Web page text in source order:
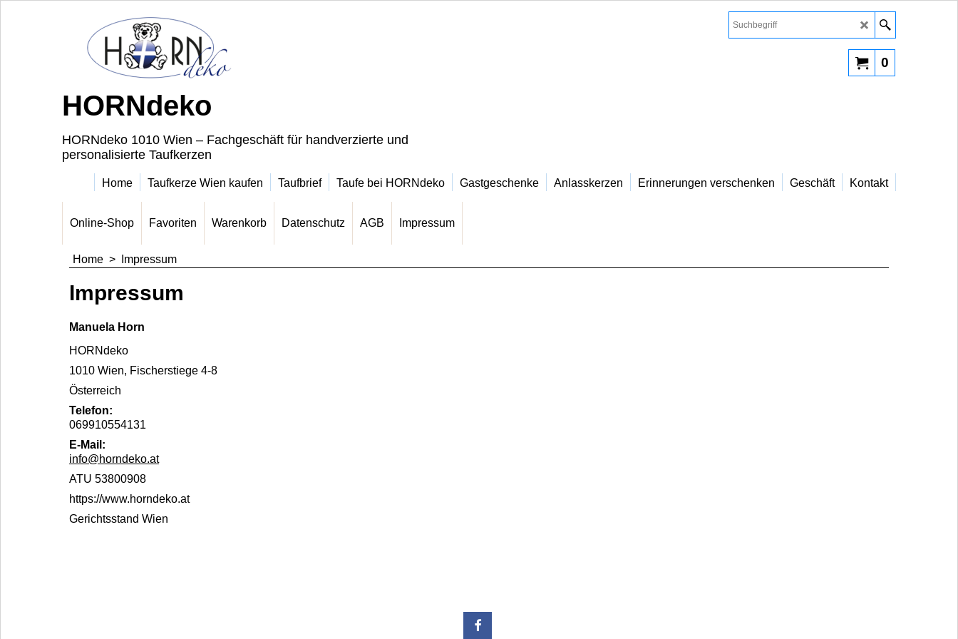
HORNdeko
HORNdeko 1010 Wien – Fachgeschäft für handverzierte und
personalisierte Taufkerzen
0
Home Taufkerze Wien kaufen Taufbrief Taufe bei HORNdeko Gastgeschenke Anlasskerzen Erinnerungen verschenken Geschäft Kontakt
Online-Shop Favoriten Warenkorb Datenschutz AGB Impressum
Home > Impressum
Impressum
Manuela Horn
HORNdeko
1010 Wien, Fischerstiege 4-8
Österreich
Telefon:
069910554131
E-Mail:
info@horndeko.at
ATU 53800908
https://www.horndeko.at
Gerichtsstand Wien